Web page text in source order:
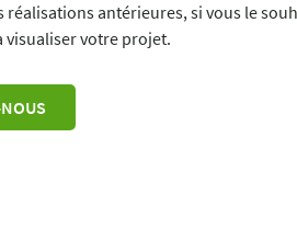
réalisations antérieures, si vous le
visualiser votre projet.